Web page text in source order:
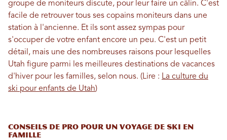
groupe de moniteurs discute, pour leur faire un câlin. C'est
facile de retrouver tous ses copains moniteurs dans une
station à l'ancienne. Et ils sont assez sympas pour
s'occuper de votre enfant encore un peu. C'est un petit
détail, mais une des nombreuses raisons pour lesquelles
Utah figure parmi les meilleures destinations de vacances
d'hiver pour les familles, selon nous. (Lire : La culture du
ski pour enfants de Utah)
Conseils de pro pour un voyage de ski en
famille